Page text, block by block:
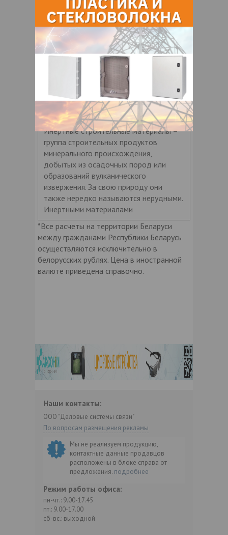
Материал инертный строительный
Инертные строительные материалы –
группа строительных продуктов
минерального происхождения,
добытых из осадочных пород или
образований вулканического
извержения. За свою природу они
также нередко называются нерудными.
Инертными материалами
Эксо Петролеум ООО
Цена по запросу
+ 375Показать т
елефоны
*Все расчеты на территории Беларуси
между гражданами Республики Беларусь
осуществляются исключительно в
белорусских рублях. Цена в иностранной
валюте приведена справочно.
Наши контакты:
ООО "Деловые системы связи"
По вопросам размещения рекламы
Мы не реализуем продукцию,
контактные данные продавцов
расположены в блоке справа от
предложения. подробнее
Режим работы офиса:
пн-чт.: 9.00-17.45
пт.: 9.00-17.00
сб-вс.: выходной